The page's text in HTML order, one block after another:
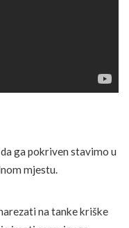
ga pokriven stavimo u
mjestu.
na tanke kriške